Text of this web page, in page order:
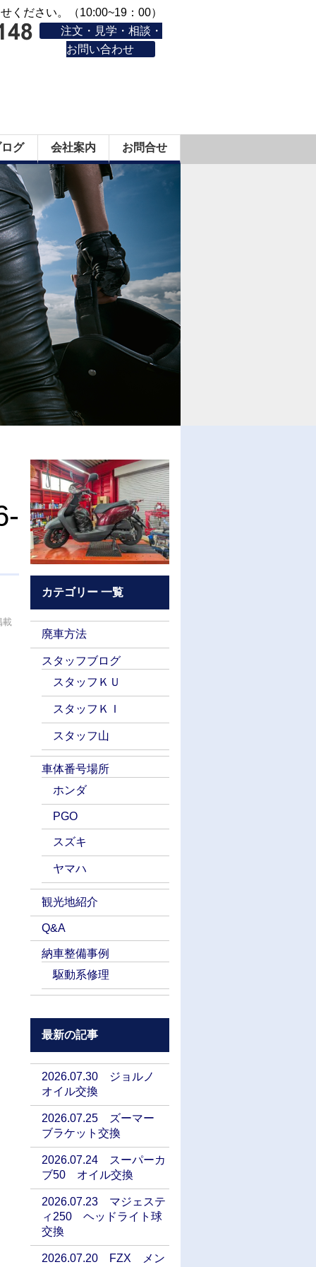
ください。（10:00~19：00）
注文・見学・相談・
お問い合わせ
グ 会社案内 お問合せ
載
カテゴリー 一覧
廃車方法
スタッフブログ
スタッフＫＵ
スタッフＫＩ
スタッフ山
車体番号場所
ホンダ
PGO
スズキ
ヤマハ
観光地紹介
Q&A
納車整備事例
駆動系修理
最新の記事
2026.07.30 ジョルノ
オイル交換
2026.07.25 ズーマー
ブラケット交換
2026.07.24 スーパーカ
ブ50 オイル交換
2026.07.23 マジェステ
ィ250 ヘッドライト球
交換
2026.07.20 FZX メン